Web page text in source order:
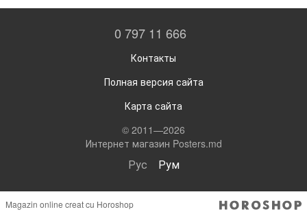
0 797 11 666
Контакты
Полная версия сайта
Карта сайта
© 2011—2026
Интернет магазин Posters.md
Рус Рум
Magazin online creat cu Horoshop